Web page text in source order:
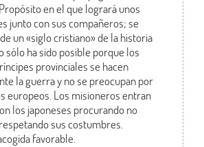
en el que logrará unos
junto con sus compañeros; se
un «siglo cristiano» de la historia
sólo ha sido posible porque los
provinciales se hacen
la guerra y no se preocupan por
europeos. Los misioneros entran
los japoneses procurando no
sus costumbres.
favorable.